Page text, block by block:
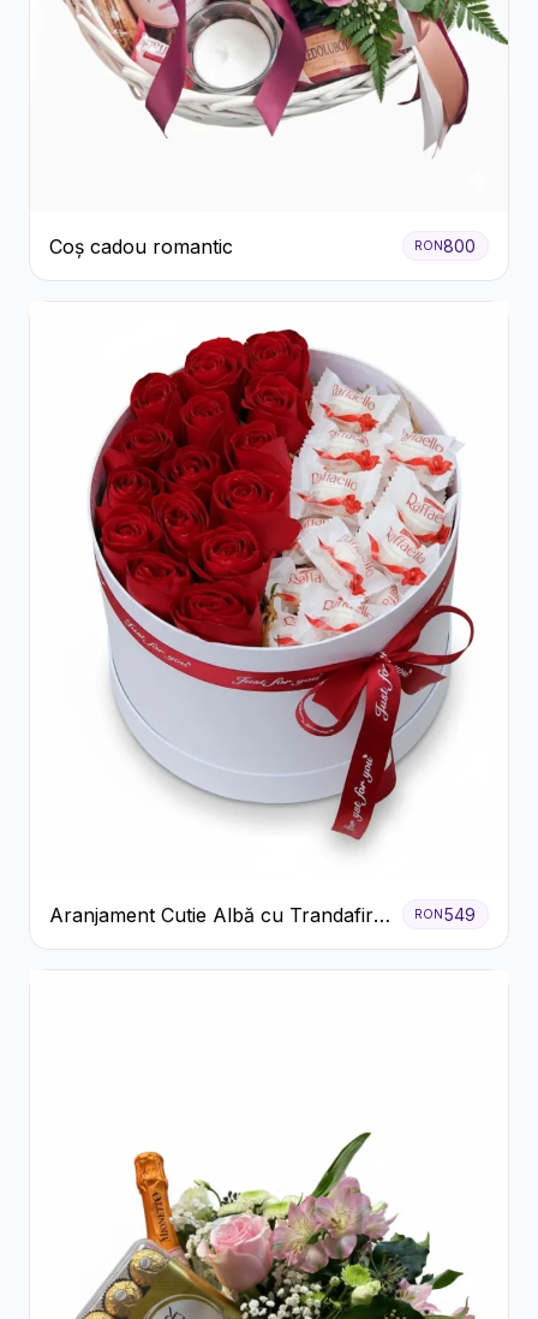
Coș cadou romantic RON800
Aranjament Cutie Albă cu Trandafiri
Roșii și Raffaello
RON549